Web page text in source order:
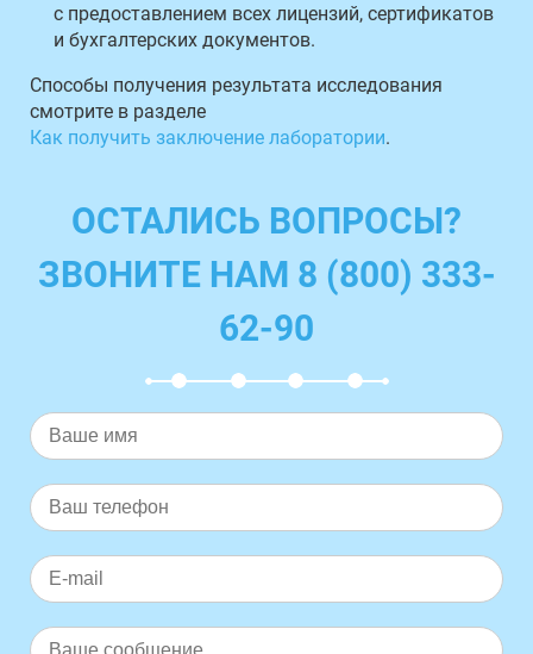
с предоставлением всех лицензий, сертификатов
и бухгалтерских документов.
Способы получения результата исследования
смотрите в разделе
Как получить заключение лаборатории.
ОСТАЛИСЬ ВОПРОСЫ?
ЗВОНИТЕ НАМ 8 (800) 333-
62-90